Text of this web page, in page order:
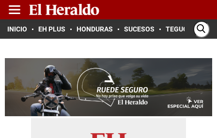
INICIO EH PLUS HONDURAS SUCESOS TEGUCIGALPA